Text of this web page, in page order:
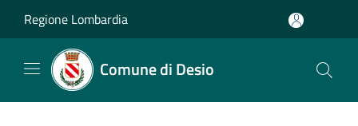
Regione Lombardia
Comune di Desio